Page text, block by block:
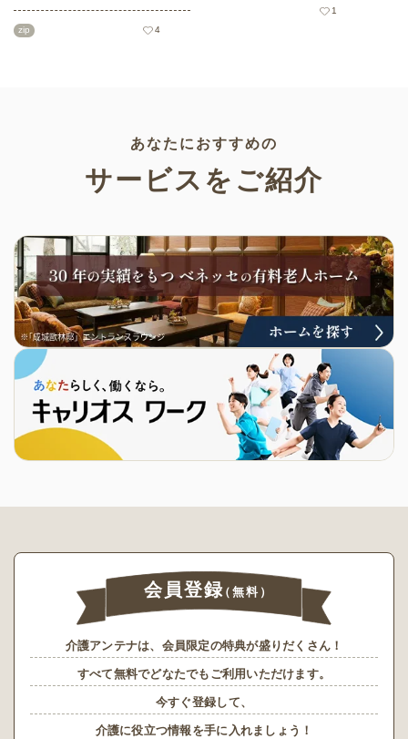
う高齢者向けイラスト素材か
ら、ハロウィンにちなんだおば
zip 4
グメモリのトレーニングとして
1
あなたにおすすめの
サービスをご紹介
会員登録（無料）
介護アンテナは、会員限定の特典が盛りだくさん！
すべて無料でどなたでもご利用いただけます。
今すぐ登録して、
介護に役立つ情報を手に入れましょう！